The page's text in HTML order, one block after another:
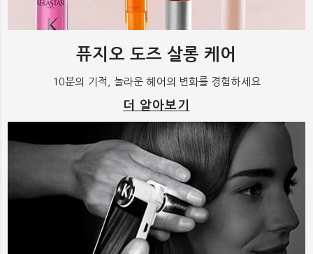
퓨지오 도즈 살롱 케어
10분의 기적, 놀라운 헤어의 변화를 경험하세요
더 알아보기